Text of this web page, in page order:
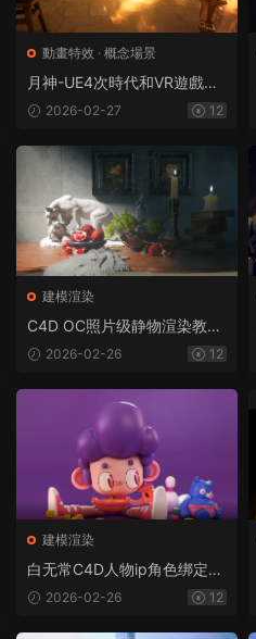
動畫特效 · 概念場景
月神-UE4次時代和VR遊戲特
效高級課程第一期
2026-02-27 12
建模渲染
C4D OC照片级静物渲染教程
2020年8月结课(高清画质带
2026-02-26 12
建模渲染
白无常C4D人物ip角色绑定动
画教程（画质高清带工程素
2026-02-26 12